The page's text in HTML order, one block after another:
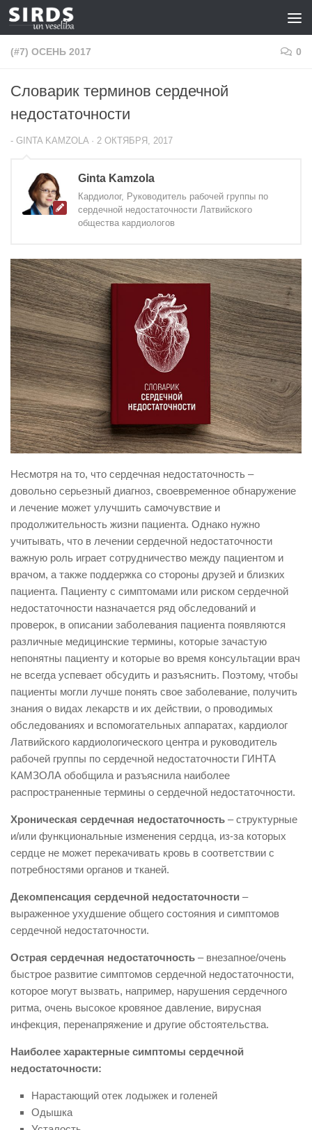
Перейти к содержимому
(#7) ОСЕНЬ 2017 0
Словарик терминов сердечной
недостаточности
- GINTA KAMZOLA · 2 ОКТЯБРЯ, 2017
Ginta Kamzola
Кардиолог, Руководитель рабочей группы по
сердечной недостаточности Латвийского
общества кардиологов
Несмотря на то, что сердечная недостаточность –
довольно серьезный диагноз, своевременное обнаружение
и лечение может улучшить самочувствие и
продолжительность жизни пациента. Однако нужно
учитывать, что в лечении сердечной недостаточности
важную роль играет сотрудничество между пациентом и
врачом, а также поддержка со стороны друзей и близких
пациента. Пациенту с симптомами или риском сердечной
недостаточности назначается ряд обследований и
проверок, в описании заболевания пациента появляются
различные медицинские термины, которые зачастую
непонятны пациенту и которые во время консультации врач
не всегда успевает обсудить и разъяснить. Поэтому, чтобы
пациенты могли лучше понять свое заболевание, получить
знания о видах лекарств и их действии, о проводимых
обследованиях и вспомогательных аппаратах, кардиолог
Латвийского кардиологического центра и руководитель
рабочей группы по сердечной недостаточности ГИНТА
КАМЗОЛА обобщила и разъяснила наиболее
распространенные термины о сердечной недостаточности.
Хроническая сердечная недостаточность – структурные
и/или функциональные изменения сердца, из-за которых
сердце не может перекачивать кровь в соответствии с
потребностями органов и тканей.
Декомпенсация сердечной недостаточности –
выраженное ухудшение общего состояния и симптомов
сердечной недостаточности.
Острая сердечная недостаточность – внезапное/очень
быстрое развитие симптомов сердечной недостаточности,
которое могут вызвать, например, нарушения сердечного
ритма, очень высокое кровяное давление, вирусная
инфекция, перенапряжение и другие обстоятельства.
Наиболее характерные симптомы сердечной
недостаточности:
Нарастающий отек лодыжек и голеней
Одышка